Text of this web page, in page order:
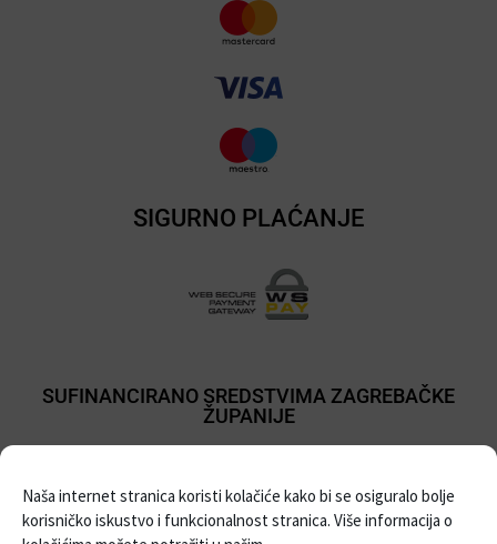
Naša internet stranica koristi kolačiće kako bi se osiguralo bolje
korisničko iskustvo i funkcionalnost stranica. Više informacija o
SIGURNO PLAĆANJE
SUFINANCIRANO SREDSTVIMA ZAGREBAČKE
ŽUPANIJE